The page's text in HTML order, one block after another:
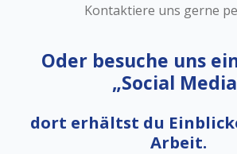
Kontaktiere uns gerne
Oder besuche uns
„Social
dort erhältst du
Arbeit.